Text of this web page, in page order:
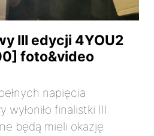
III edycji 4YOU2
foto&video
napięcia
wyłoniło finalistki III
będą mieli okazję